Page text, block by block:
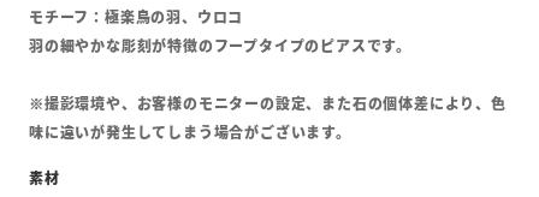
モチーフ：極楽鳥の羽、ウロコ
羽の細やかな彫刻が特徴のフープタイプのピアスです。
※撮影環境や、お客様のモニターの設定、また石の個体差により、色
味に違いが発生してしまう場合がございます。